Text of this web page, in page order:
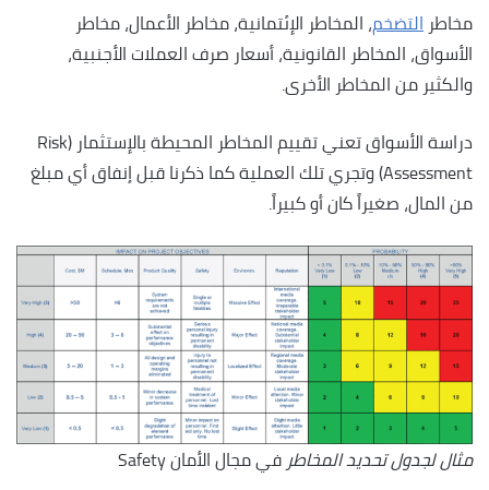
مخاطر التضخم، المخاطر الإئتمانية، مخاطر الأعمال، مخاطر
الأسواق، المخاطر القانونية، أسعار صرف العملات الأجنبية،
والكثير من المخاطر الأخرى.
دراسة الأسواق تعني تقييم المخاطر المحيطة بالإستثمار (Risk
Assessment) وتجري تلك العملية كما ذكرنا قبل إنفاق أي مبلغ
من المال، صغيراً كان أو كبيراً.
مثال لجدول تحديد المخاطرفي مجال الأمان Safety